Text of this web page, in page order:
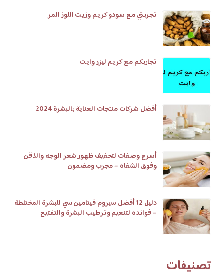
تجربتي مع سودو كريم وزيت اللوز المر
تجاربكم مع كريم ليزر وايت
أفضل شركات منتجات العناية بالبشرة 2024
أسرع وصفات لتخفيف ظهور شعر الوجه والذقن
وفوق الشفاه – مجرب ومضمون
دليل 12 أفضل سيروم فيتامين سي للبشرة المختلطة
– فوائده لتنعيم وترطيب البشرة والتفتيح
تصنيفات